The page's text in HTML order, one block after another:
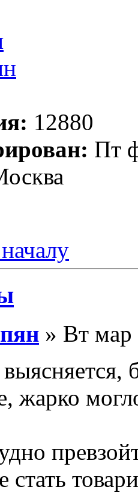
12880
Пт
» Вт мар
жарко
стать